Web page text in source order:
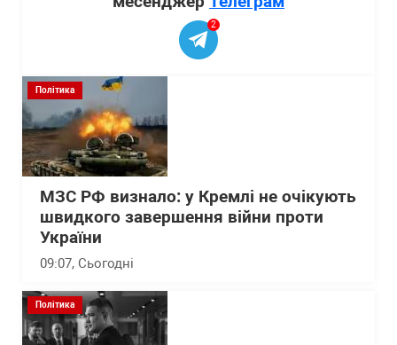
2
Політика
МЗС РФ визнало: у Кремлі не очікують
швидкого завершення війни проти
України
09:07, Сьогодні
Політика